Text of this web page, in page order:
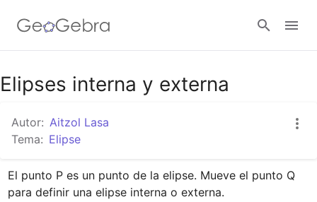
Google Classroom
GeoGebra Classroom
Abrir sesión
Elipses interna y externa
Autor: Aitzol Lasa
Tema: Elipse
El punto P es un punto de la elipse. Mueve el punto Q
para definir una elipse interna o externa.